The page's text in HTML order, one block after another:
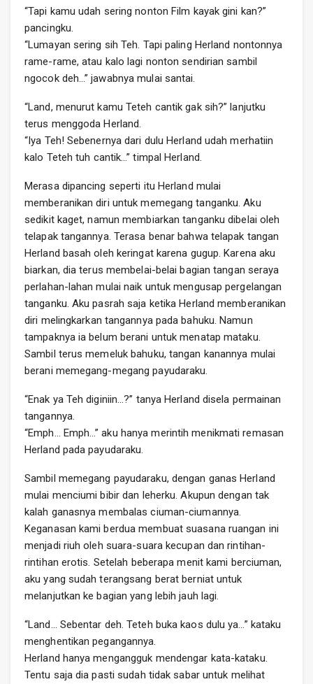
“Tapi kamu udah sering nonton Film kayak gini kan?”
pancingku.
“Lumayan sering sih Teh. Tapi paling Herland nontonnya
rame-rame, atau kalo lagi nonton sendirian sambil
ngocok deh…” jawabnya mulai santai.
“Land, menurut kamu Teteh cantik gak sih?” lanjutku
terus menggoda Herland.
“Iya Teh! Sebenernya dari dulu Herland udah merhatiin
kalo Teteh tuh cantik…” timpal Herland.
Merasa dipancing seperti itu Herland mulai
memberanikan diri untuk memegang tanganku. Aku
sedikit kaget, namun membiarkan tanganku dibelai oleh
telapak tangannya. Terasa benar bahwa telapak tangan
Herland basah oleh keringat karena gugup. Karena aku
biarkan, dia terus membelai-belai bagian tangan seraya
perlahan-lahan mulai naik untuk mengusap pergelangan
tanganku. Aku pasrah saja ketika Herland memberanikan
diri melingkarkan tangannya pada bahuku. Namun
tampaknya ia belum berani untuk menatap mataku.
Sambil terus memeluk bahuku, tangan kanannya mulai
berani memegang-megang payudaraku.
“Enak ya Teh diginiin…?” tanya Herland disela permainan
tangannya.
“Emph… Emph…” aku hanya merintih menikmati remasan
Herland pada payudaraku.
Sambil memegang payudaraku, dengan ganas Herland
mulai menciumi bibir dan leherku. Akupun dengan tak
kalah ganasnya membalas ciuman-ciumannya.
Keganasan kami berdua membuat suasana ruangan ini
menjadi riuh oleh suara-suara kecupan dan rintihan-
rintihan erotis. Setelah beberapa menit kami berciuman,
aku yang sudah terangsang berat berniat untuk
melanjutkan ke bagian yang lebih jauh lagi.
“Land… Sebentar deh. Teteh buka kaos dulu ya…” kataku
menghentikan pegangannya.
Herland hanya mengangguk mendengar kata-kataku.
Tentu saja dia pasti sudah tidak sabar untuk melihat